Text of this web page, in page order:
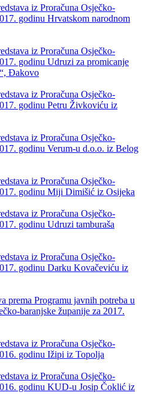
iz Proračuna Osječko-
godinu Hrvatskom narodnom
iz Proračuna Osječko-
godinu Udruzi za promicanje
Đakovo
iz Proračuna Osječko-
godinu Petru Živkoviću iz
iz Proračuna Osječko-
godinu Verum-u d.o.o. iz Belog
iz Proračuna Osječko-
godinu Miji Dimišić iz Osijeka
iz Proračuna Osječko-
godinu Udruzi tamburaša
iz Proračuna Osječko-
godinu Darku Kovačeviću iz
prema Programu javnih potreba u
baranjske županije za 2017.
iz Proračuna Osječko-
godinu Ižipi iz Topolja
iz Proračuna Osječko-
godinu KUD-u Josip Čoklić iz